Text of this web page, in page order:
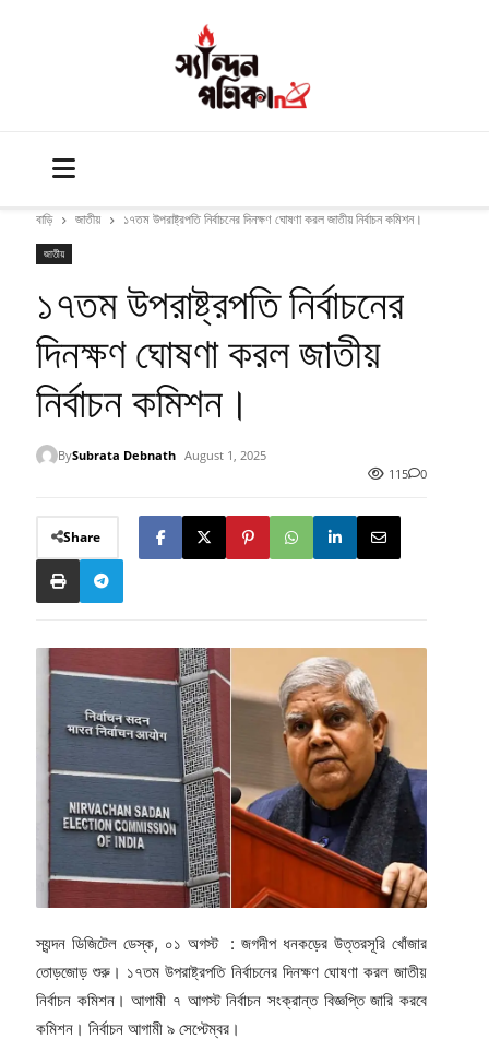
বাড়ি জাতীয় ১৭তম উপরাষ্ট্রপতি নির্বাচনের দিনক্ষণ ঘোষণা করল জাতীয় নির্বাচন কমিশন।
জাতীয়
১৭তম উপরাষ্ট্রপতি নির্বাচনের
দিনক্ষণ ঘোষণা করল জাতীয়
নির্বাচন কমিশন।
BySubrata Debnath August 1, 2025
115
0
Share
স্যন্দন ডিজিটেল ডেস্ক, ০১ অগস্ট : জগদীপ ধনকড়ের উত্তরসূরি খোঁজার
তোড়জোড় শুরু। ১৭তম উপরাষ্ট্রপতি নির্বাচনের দিনক্ষণ ঘোষণা করল জাতীয়
নির্বাচন কমিশন। আগামী ৭ আগস্ট নির্বাচন সংক্রান্ত বিজ্ঞপ্তি জারি করবে
কমিশন। নির্বাচন আগামী ৯ সেপ্টেম্বর।